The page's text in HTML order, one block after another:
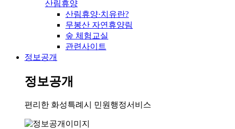
산림휴양
산림휴양·치유란?
무봉산 자연휴양림
숲 체험교실
관련사이트
정보공개
정보공개
편리한 화성특례시 민원행정서비스